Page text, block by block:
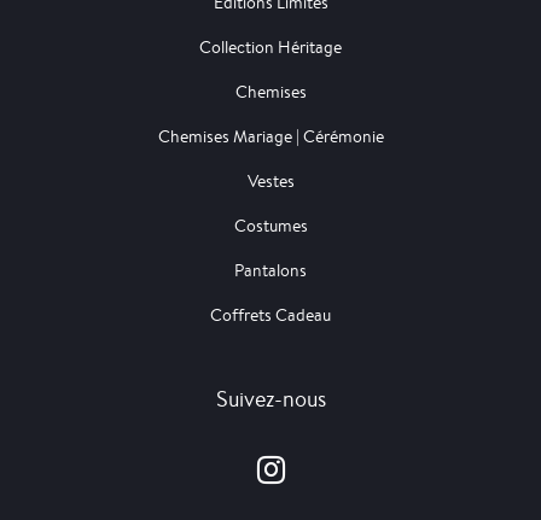
Collection Héritage
Chemises
Chemises Mariage | Cérémonie
Vestes
Costumes
Pantalons
Coffrets Cadeau
Suivez-nous